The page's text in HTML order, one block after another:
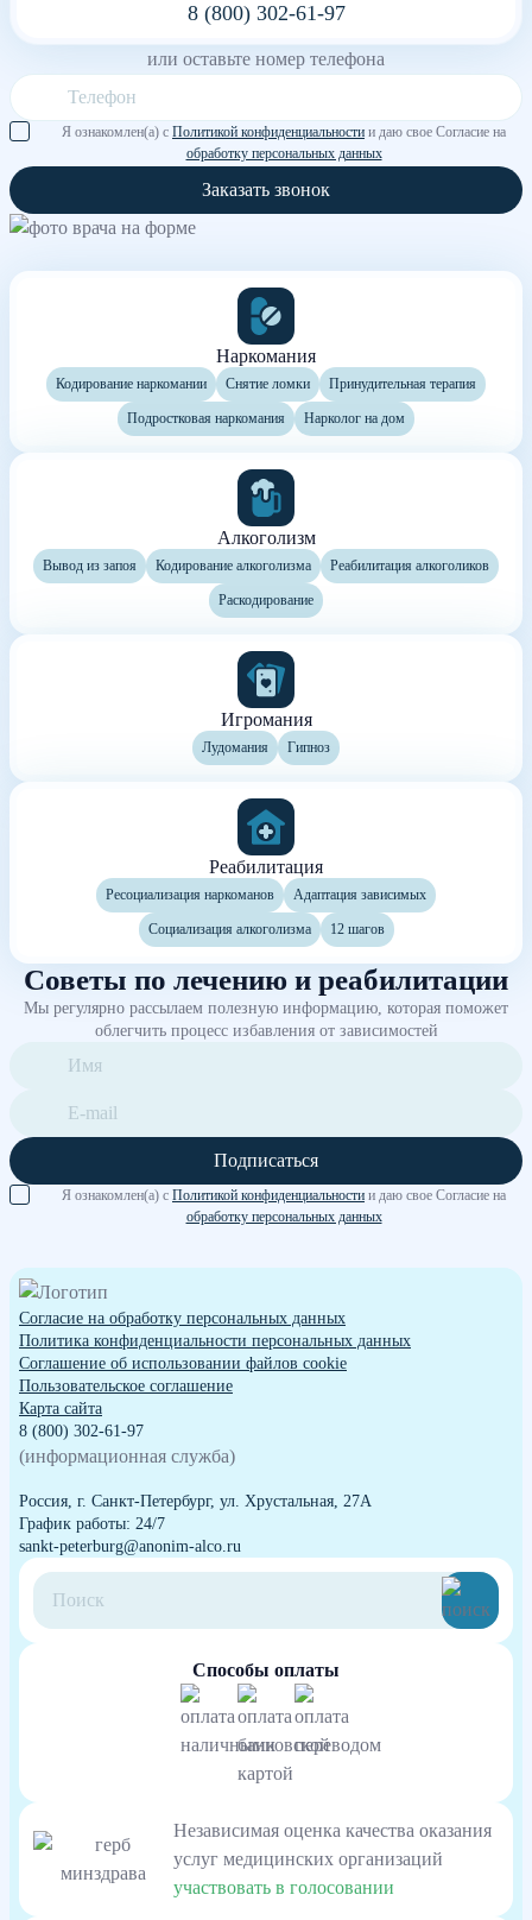
8 (800) 302-61-97
или оставьте номер телефона
Я ознакомлен(а) с Политикой конфиденциальности и даю свое Согласие на
обработку персональных данных
Заказать звонок
Наркомания
Кодирование наркомании Снятие ломки Принудительная терапия
Подростковая наркомания Нарколог на дом
Алкоголизм
Вывод из запоя Кодирование алкоголизма Реабилитация алкоголиков
Раскодирование
Игромания
Лудомания Гипноз
Реабилитация
Ресоциализация наркоманов Адаптация зависимых
Социализация алкоголизма 12 шагов
Советы по лечению и реабилитации
Мы регулярно рассылаем полезную информацию, которая поможет
облегчить процесс избавления от зависимостей
Подписаться
Я ознакомлен(а) с Политикой конфиденциальности и даю свое Согласие на
обработку персональных данных
Согласие на обработку персональных данных
Политика конфиденциальности персональных данных
Cоглашение об использовании файлов cookie
Пользовательское соглашение
Карта сайта
8 (800) 302-61-97
(информационная служба)
Россия, г. Санкт-Петербург, ул. Хрустальная, 27А
График работы: 24/7
sankt-peterburg@anonim-alco.ru
Способы оплаты
Независимая оценка качества оказания
услуг медицинских организаций
участвовать в голосовании